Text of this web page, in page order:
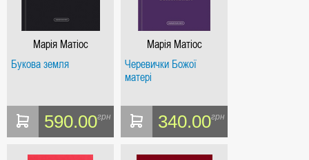
Марія Матіос
Букова земля
590.00грн
Марія Матіос
Черевички Божої
матері
340.00грн